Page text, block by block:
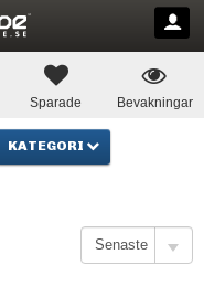
Sparade Bevakningar
KATEGORI